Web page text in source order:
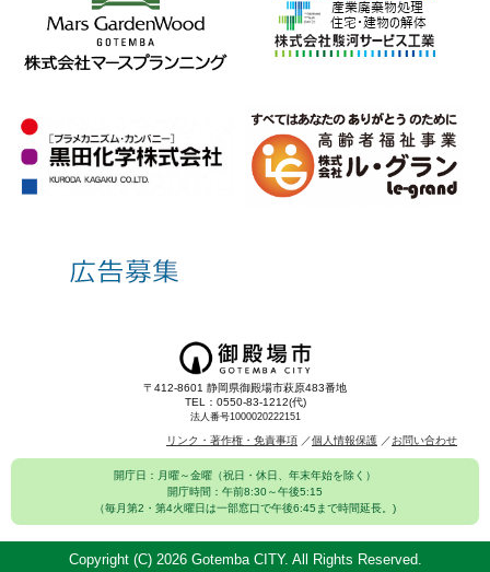
〒412-8601 静岡県御殿場市萩原483番地
TEL：0550-83-1212(代)
法人番号1000020222151
リンク・著作権・免責事項 個人情報保護 お問い合わせ
開庁日：月曜～金曜（祝日・休日、年末年始を除く）
開庁時間：午前8:30～午後5:15
（毎月第2・第4火曜日は一部窓口で午後6:45まで時間延長。)
Copyright (C) 2026 Gotemba CITY. All Rights Reserved.